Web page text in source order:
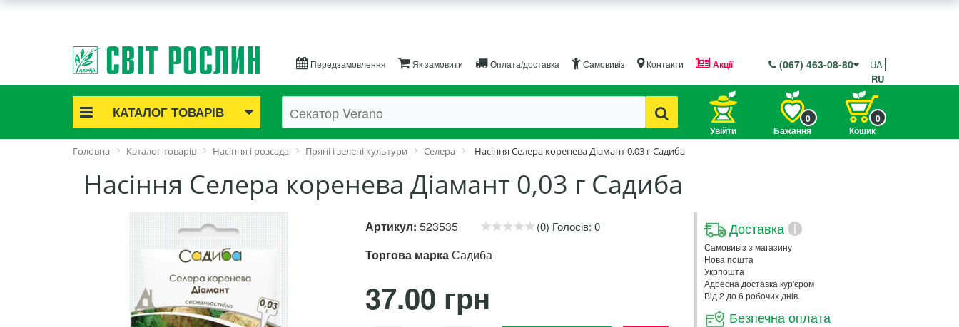
Передзамовлення Як замовити Оплата/доставка Самовивіз Контакти Акції (067) 463-08-80
UA
RU
КАТАЛОГ ТОВАРІВ
Акційні товари
Cаджанці троянд
Саджанці декоративні
Засоби захисту рослин
Добрива
Увійти Бажання
0
Кошик
0
Головна Каталог товарів Насіння і розсада Пряні і зелені культури Селера Насіння Селера коренева Діамант 0,03 г Садиба
Насіння Селера коренева Діамант 0,03 г Садиба
Артикул: 523535 (0) Голосів: 0
Торгова маркаСадиба
37.00 грн
Доставка i
Самовивіз з магазину
Нова пошта
Укрпошта
Адресна доставка кур'єром
Від 2 до 6 робочих днів.
Безпечна оплата